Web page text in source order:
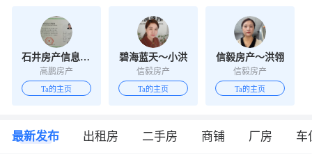
石井房产信息服务中心
高鹏房产
Ta的主页
碧海蓝天～小洪
信毅房产
Ta的主页
信毅房产～洪翎
信毅房产
Ta的主页
最新发布 出租房 二手房 商铺 厂房 车